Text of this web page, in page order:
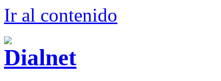
Ir al contenido